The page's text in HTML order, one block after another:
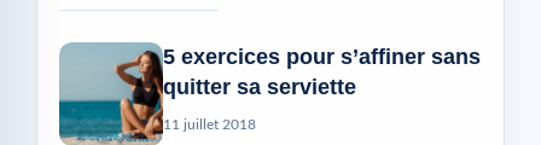
5 exercices pour s’affiner sans
quitter sa serviette
11 juillet 2018